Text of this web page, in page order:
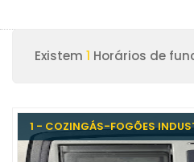
Existem 1 Horários de
1 - COZINGÁS-FOGÕES